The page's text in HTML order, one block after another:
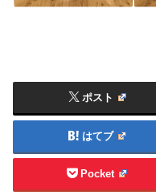
ポスト
はてブ
Pocket